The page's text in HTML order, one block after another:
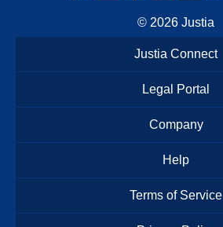
© 2026 Justia
Justia Connect
Legal Portal
Company
Help
Terms of Service